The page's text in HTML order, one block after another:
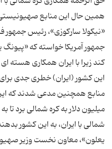
همین حال این منابع
«نیکولا سارکوزی»، رئیس جمهور
جمهور آمریکا خواسته که
کند زیرا با ایران همکاری هسته
این کشور (ایران) خطری جدی
میلیون دلار به کره شمالی برد تا
شمالی با ایران، به این کشور
یعلون»، معاون نخست وزیر